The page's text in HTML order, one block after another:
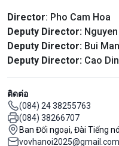
Director: Pho Cam Hoa
Deputy Director:
Deputy Director: Bui
Deputy Director: Cao
ติดต่อ
(084) 24 38255763
(084) 38266707
Ban Đối ngoại, Đài Tiếng
vovhanoi2025@gmail.com